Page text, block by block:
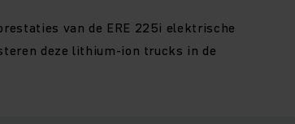
van de ERE 225i elektrische
deze lithium-ion trucks in de